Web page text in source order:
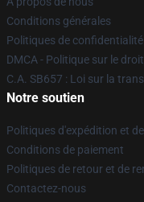
Conditions générales
Politiques de confidentialité
DMCA - Politique sur le
C.A. SB657 : Loi sur la
Notre soutien
Politiques d'expédition et
Conditions de paiement
Politiques de retour et de
Contactez-nous